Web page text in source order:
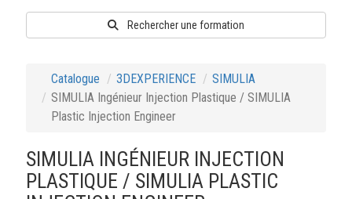
Rechercher une formation
Catalogue 3DEXPERIENCE
SIMULIA
SIMULIA Ingénieur Injection Plastique / SIMULIA
Plastic Injection Engineer
SIMULIA INGÉNIEUR INJECTION
PLASTIQUE / SIMULIA PLASTIC